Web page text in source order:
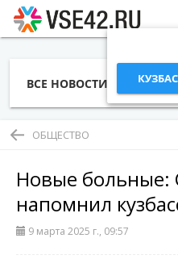
ВСЕ НОВОСТИ СТАТЬИ
ОБЩЕСТВО
Новые больные:
напомнил
9 марта 2025 г., 09:57